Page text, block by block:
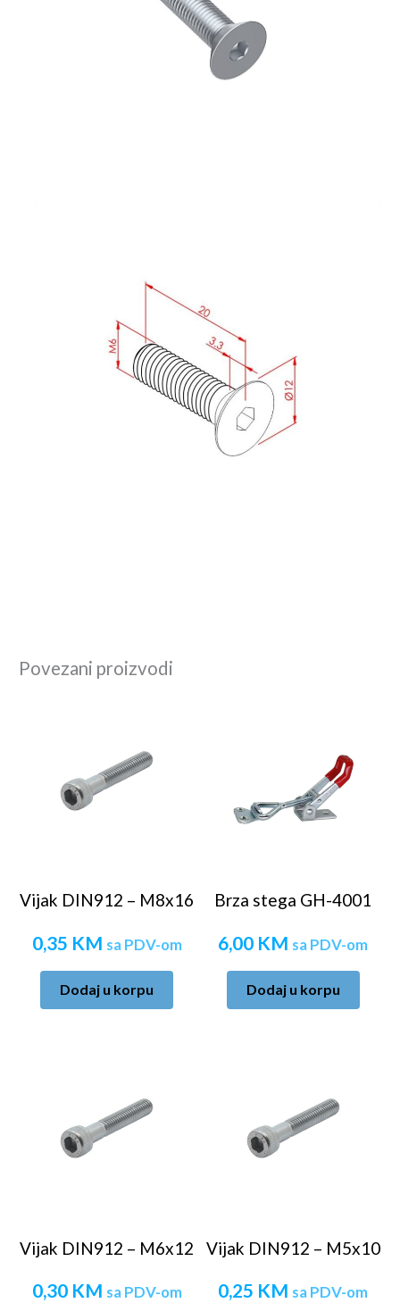
Povezani proizvodi
Vijak DIN912 – M8x16
0,35 KM sa PDV-om
Dodaj u korpu
Brza stega GH-4001
6,00 KM sa PDV-om
Dodaj u korpu
Vijak DIN912 – M6x12
0,30 KM sa PDV-om
Vijak DIN912 – M5x10
0,25 KM sa PDV-om